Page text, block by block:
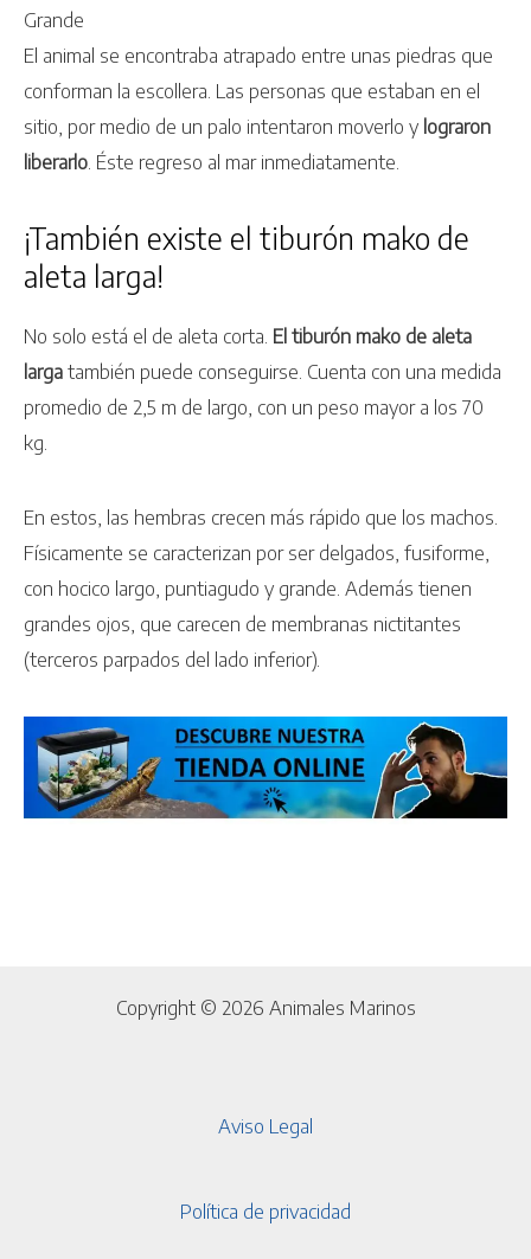
El animal se encontraba atrapado entre unas piedras que
conforman la escollera. Las personas que estaban en el
sitio, por medio de un palo intentaron moverlo y lograron
liberarlo. Éste regreso al mar inmediatamente.
¡También existe el tiburón mako de
aleta larga!
No solo está el de aleta corta. El tiburón mako de aleta
largatambién puede conseguirse. Cuenta con una medida
promedio de 2,5 m de largo, con un peso mayor a los 70
kg.
En estos, las hembras crecen más rápido que los machos.
Físicamente se caracterizan por ser delgados, fusiforme,
con hocico largo, puntiagudo y grande. Además tienen
grandes ojos, que carecen de membranas nictitantes
(terceros parpados del lado inferior).
Copyright © 2026 Animales Marinos
Aviso Legal
Política de privacidad